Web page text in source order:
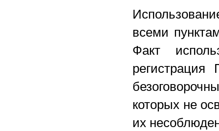
всеми
Факт
которых не
их